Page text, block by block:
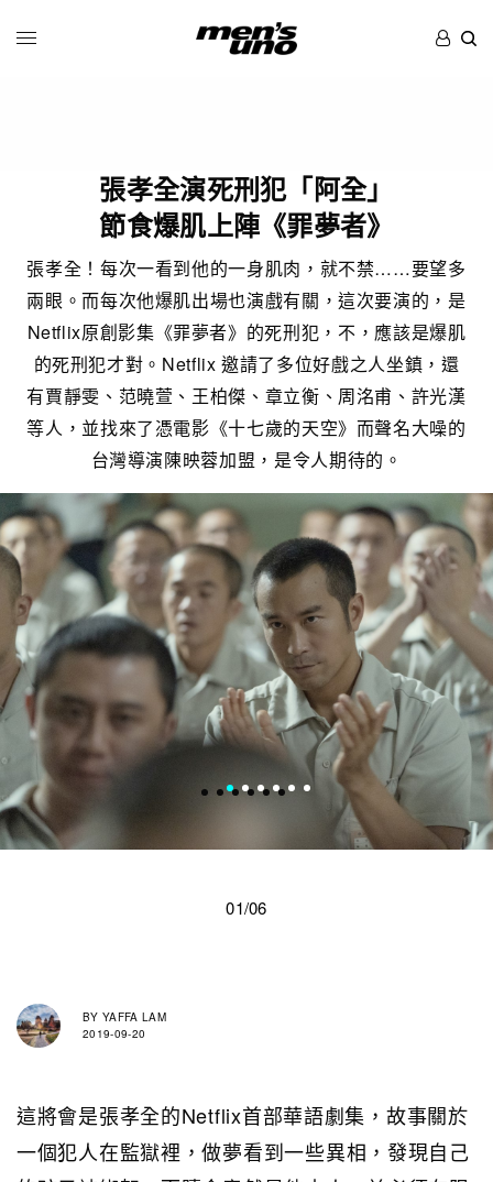
張孝全演死刑犯「阿全」
節食爆肌上陣《罪夢者》
張孝全！每次一看到他的一身肌肉，就不禁……要望多
兩眼。而每次他爆肌出場也演戲有關，這次要演的，是
Netflix原創影集《罪夢者》的死刑犯，不，應該是爆肌
的死刑犯才對。Netflix 邀請了多位好戲之人坐鎮，還
有賈靜雯、范曉萱、王柏傑、章立衡、周洺甫、許光漢
等人，並找來了憑電影《十七歲的天空》而聲名大噪的
台灣導演陳映蓉加盟，是令人期待的。
01/06
BY YAFFA LAM
2019-09-20
這將會是張孝全的Netflix首部華語劇集，故事關於
一個犯人在監獄裡，做夢看到一些異相，發現自己